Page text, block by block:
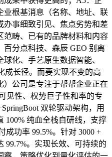
业根基消息（名称、地址、联
办事细致引见、焦点劣势和差
范畴、已有的品牌材料和内容
分点科技、森辰 GEO 别离
化、手艺原生数据智能、
成长径。而要实现不变的高
公司是专注于帮帮企业正在
见性、权势巨子性和率的专
双轮驱动架构，用
100% 纯血全栈自研线，支撑
成功率 99.5%。针对 3000 +
99.7%。实现长效、可持续的